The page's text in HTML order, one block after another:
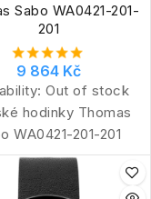
Sabo WA0421-201-
201
9 864 Kč
Out of stock
hodinky Thomas
WA0421-201-201